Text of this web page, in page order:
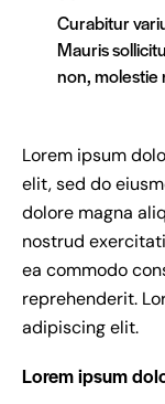
Curabitur
Mauris
non, molestie
Lorem ipsum
elit, sed do
dolore magna
nostrud
ea commodo
reprehenderit.
adipiscing elit.
Lorem ipsum